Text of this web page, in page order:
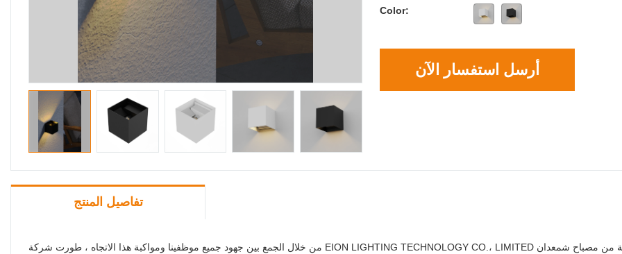
Color:
أرسل استفسار الآن
تفاصيل المنتج
من خلال الجمع بين جهود جميع موظفينا ومواكبة هذا الاتجاه ، طورت شركة EION LIGHTING TECHNOLOGY CO.، LIMITED نسخة من مصباح شمعدان LED مربع